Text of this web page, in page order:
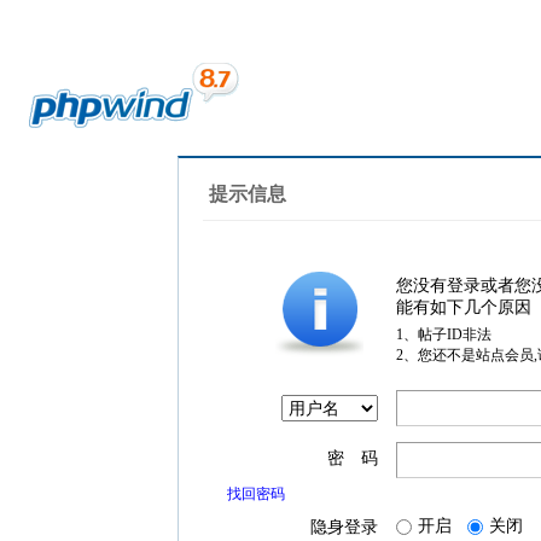
提示信息
您没有登录或者您
能有如下几个原因
1、帖子ID非法
2、您还不是站点会员
密 码
找回密码
隐身登录 开启 关闭